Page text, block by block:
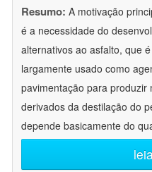
Resumo: A motivação
é a necessidade do
alternativos ao asfalto, que
largamente usado como
pavimentação para produzir
derivados da destilação do
depende basicamente do